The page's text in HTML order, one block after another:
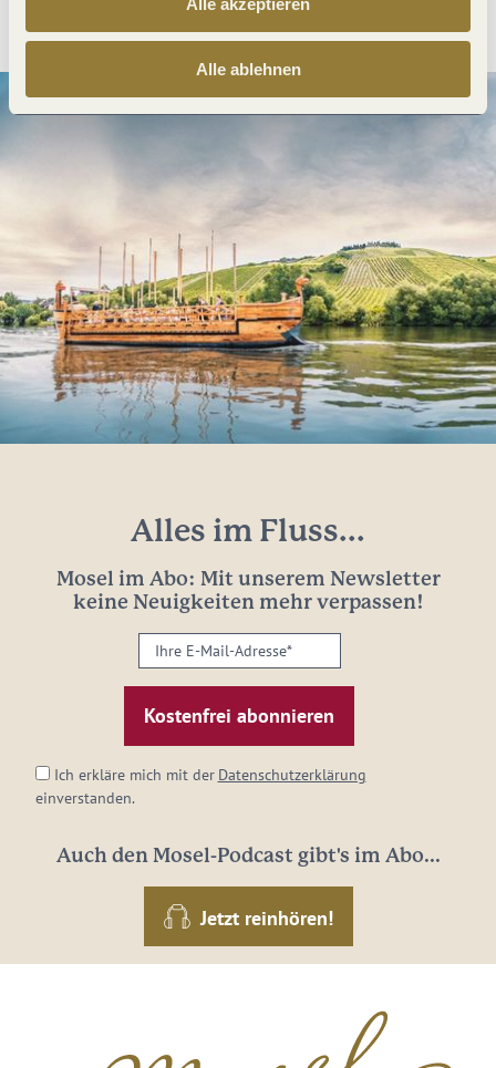
Alle akzeptieren
Alle ablehnen
Alles im Fluss...
Mosel im Abo: Mit unserem Newsletter
keine Neuigkeiten mehr verpassen!
Ihre
E-
Mail-
Adresse:
Ich erkläre mich mit der Datenschutzerklärung
einverstanden.
Auch den Mosel-Podcast gibt's im Abo...
Jetzt reinhören!